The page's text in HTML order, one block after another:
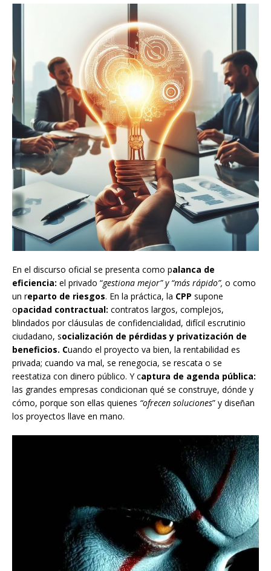
En el discurso oficial se presenta como palanca de
eficiencia: el privado “gestiona mejor” y “más rápido”, o como
un reparto de riesgos. En la práctica, la CPP supone
opacidad contractual: contratos largos, complejos,
blindados por cláusulas de confidencialidad, difícil escrutinio
ciudadano, socialización de pérdidas y privatización de
beneficios. Cuando el proyecto va bien, la rentabilidad es
privada; cuando va mal, se renegocia, se rescata o se
reestatiza con dinero público. Y captura de agenda pública:
las grandes empresas condicionan qué se construye, dónde y
cómo, porque son ellas quienes “ofrecen soluciones” y diseñan
los proyectos llave en mano.